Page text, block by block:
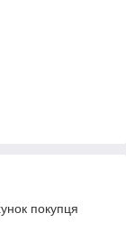
покупця